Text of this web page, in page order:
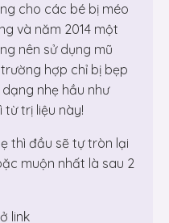
cho các bé bị méo
và năm 2014 một
nên sử dụng mũ
hợp chỉ bị bẹp
nhẹ hầu như
từ trị liệu này!
thì đầu sẽ tự tròn lại
muộn nhất là sau 2
link